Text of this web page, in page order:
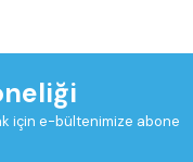
için e-bültenimize abone